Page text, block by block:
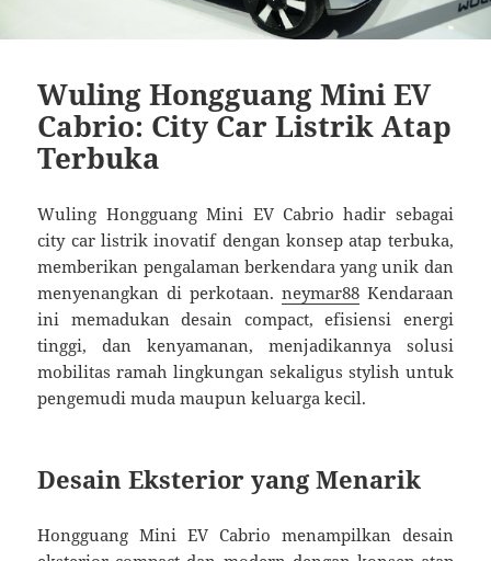
Wuling Hongguang Mini EV
Cabrio: City Car Listrik Atap
Terbuka
Wuling Hongguang Mini EV Cabrio hadir sebagai
city car listrik inovatif dengan konsep atap terbuka,
memberikan pengalaman berkendara yang unik dan
menyenangkan di perkotaan. neymar88Kendaraan
ini memadukan desain compact, efisiensi energi
tinggi, dan kenyamanan, menjadikannya solusi
mobilitas ramah lingkungan sekaligus stylish untuk
pengemudi muda maupun keluarga kecil.
Desain Eksterior yang Menarik
Hongguang Mini EV Cabrio menampilkan desain